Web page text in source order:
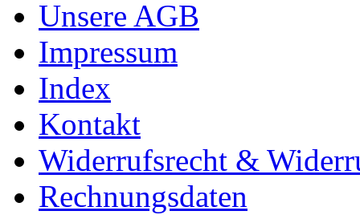
Unsere AGB
Impressum
Index
Kontakt
Widerrufsrecht &
Rechnungsdaten